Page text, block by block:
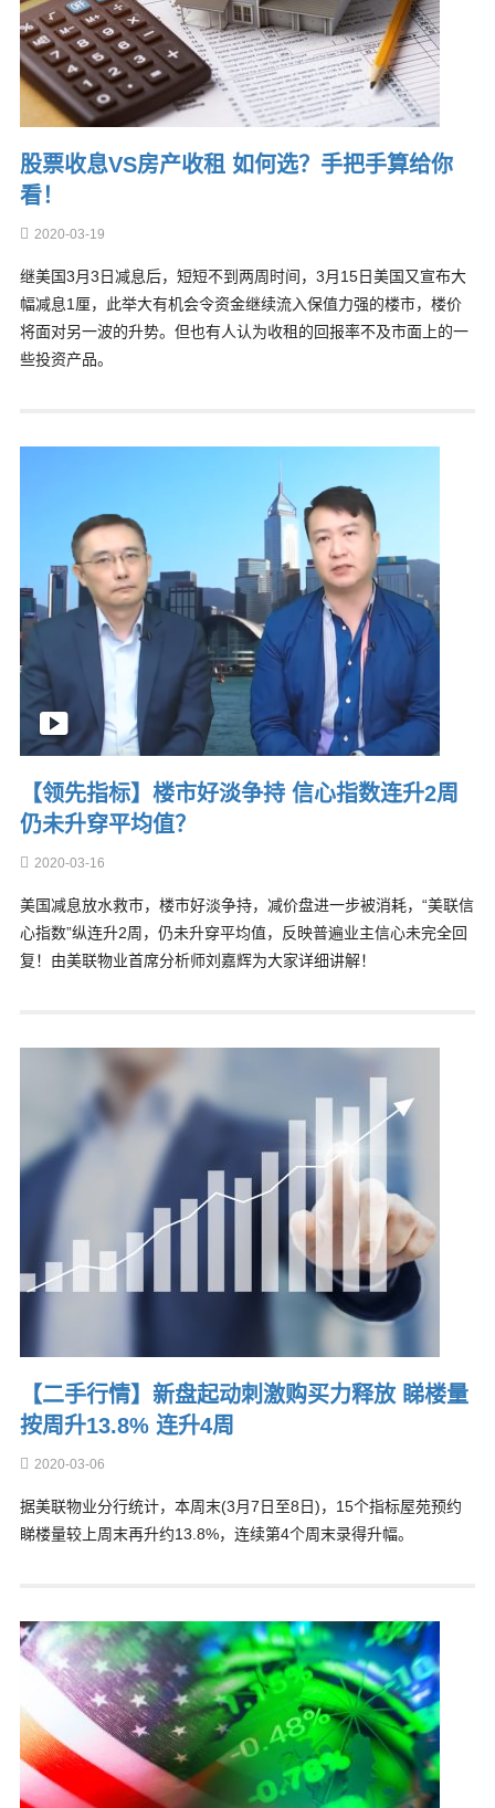
股票收息VS房产收租 如何选？手把手算给你
看！
2020-03-19
继美国3月3日减息后，短短不到两周时间，3月15日美国又宣布大
幅减息1厘，此举大有机会令资金继续流入保值力强的楼市，楼价
将面对另一波的升势。但也有人认为收租的回报率不及市面上的一
些投资产品。
【领先指标】楼市好淡争持 信心指数连升2周
仍未升穿平均值？
2020-03-16
美国减息放水救巿，楼巿好淡争持，减价盘进一步被消耗，“美联信
心指数”纵连升2周，仍未升穿平均值，反映普遍业主信心未完全回
复！由美联物业首席分析师刘嘉辉为大家详细讲解！
【二手行情】新盘起动刺激购买力释放 睇楼量
按周升13.8% 连升4周
2020-03-06
据美联物业分行统计，本周末(3月7日至8日)，15个指标屋苑预约
睇楼量较上周末再升约13.8%，连续第4个周末录得升幅。